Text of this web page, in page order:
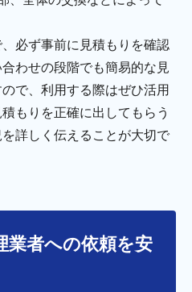
必ず事前に見積もりを確認
わせの段階でも簡易的な見
で、利用する際はぜひ活用
もりを正確に出してもらう
詳しく伝えることが大切で
業者への依頼を安